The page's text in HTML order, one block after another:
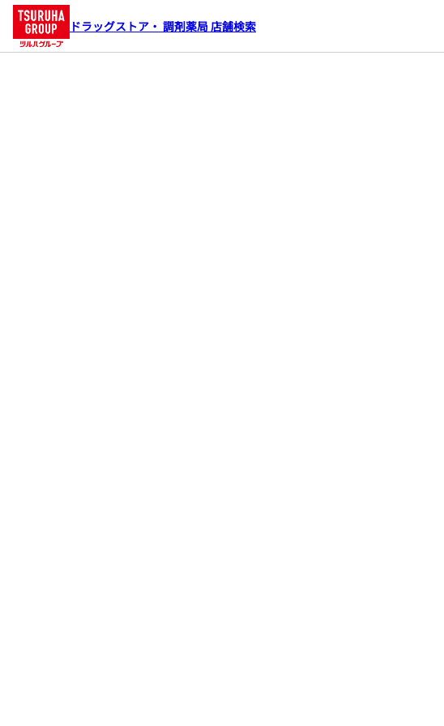
ドラッグストア・ 調剤薬局 店舗検索